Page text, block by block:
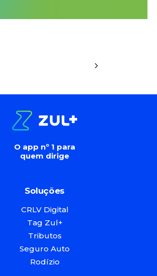
O app nº 1 para
quem dirige
Soluções
CRLV Digital
Tag Zul+
Tributos
Seguro Auto
Rodízio